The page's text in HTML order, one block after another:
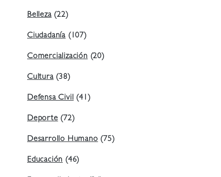
Belleza(22)
Ciudadanía (107)
Comercialización(20)
Cultura(38)
Defensa Civil(41)
Deporte(72)
Desarrollo Humano(75)
Educación(46)